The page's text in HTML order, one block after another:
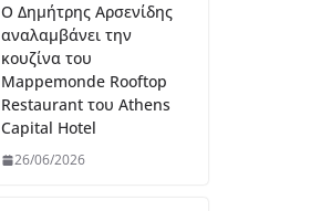
Ο Δημήτρης Αρσενίδης
αναλαμβάνει την
κουζίνα του
Mappemonde Rooftop
Restaurant του Athens
Capital Hotel
26/06/2026